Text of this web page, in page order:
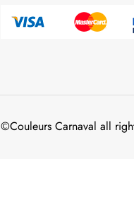
©Couleurs Carnaval all